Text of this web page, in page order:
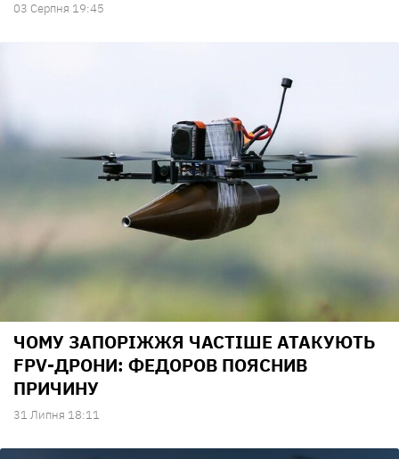
03 Серпня 19:45
ЧОМУ ЗАПОРІЖЖЯ ЧАСТІШЕ АТАКУЮТЬ
FPV-ДРОНИ: ФЕДОРОВ ПОЯСНИВ
ПРИЧИНУ
31 Липня 18:11